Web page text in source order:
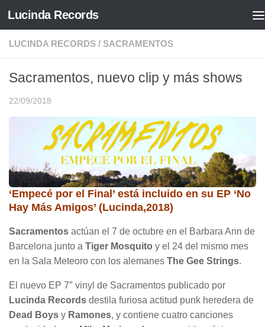
Saltar al contenido
Lucinda Records
LUCINDA RECORDS / SACRAMENTOS
Sacramentos, nuevo clip y más shows
22/09/2018
‘Empecé por el Final’ está incluido en su EP ‘No
Hay Más Amigos’ (Lucinda,2018)
Sacramentos actúan el 7 de octubre en el Barbara Ann de
Barcelona junto a Tiger Mosquito y el 24 del mismo mes
en la Sala Meteoro con los alemanes The Gee Strings.
El nuevo EP 7″ vinyl de Sacramentos publicado por
Lucinda Records destila furiosa actitud punk heredera de
Dead Boys y Ramones, y contiene cuatro canciones